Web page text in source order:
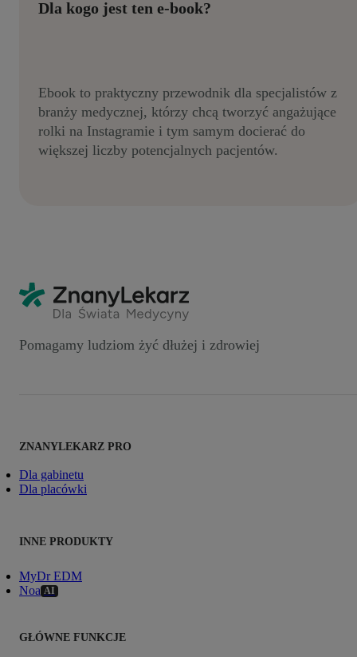
Dla kogo jest ten e-book?
Ebook to praktyczny przewodnik dla specjalistów z
branży medycznej, którzy chcą tworzyć angażujące
rolki na Instagramie i tym samym docierać do
większej liczby potencjalnych pacjentów.
Pomagamy ludziom żyć dłużej i zdrowiej
ZNANYLEKARZ PRO
Dla gabinetu
Dla placówki
INNE PRODUKTY
MyDr EDM
Noa AI
GŁÓWNE FUNKCJE